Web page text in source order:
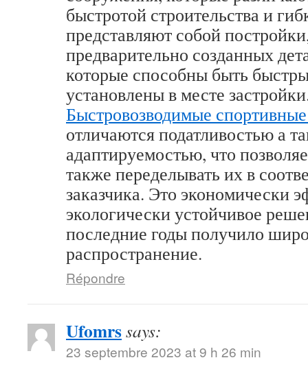
быстротой строительства и
представляют собой
предварительно созданных
которые способны быть
установлены в месте
Быстровозводимые
отличаются податливостью а
адаптируемостью, что
также переделывать их в
заказчика. Это экономически
экологически устойчивое
последние годы получило
распространение.
Répondre
Ufomrssays:
23 septembre 2023 at 9 h 26 min